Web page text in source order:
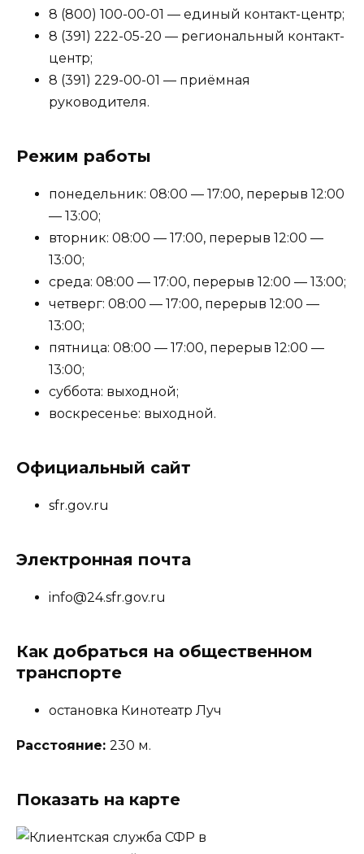
8 (800) 100-00-01 — единый контакт-центр;
8 (391) 222-05-20 — региональный контакт-
центр;
8 (391) 229-00-01 — приёмная
руководителя.
Режим работы
понедельник: 08:00 — 17:00, перерыв 12:00
— 13:00;
вторник: 08:00 — 17:00, перерыв 12:00 —
13:00;
среда: 08:00 — 17:00, перерыв 12:00 — 13:00;
четверг: 08:00 — 17:00, перерыв 12:00 —
13:00;
пятница: 08:00 — 17:00, перерыв 12:00 —
13:00;
суббота: выходной;
воскресенье: выходной.
Официальный сайт
sfr.gov.ru
Электронная почта
info@24.sfr.gov.ru
Как добраться на общественном
транспорте
остановка Кинотеатр Луч
Расстояние: 230 м.
Показать на карте